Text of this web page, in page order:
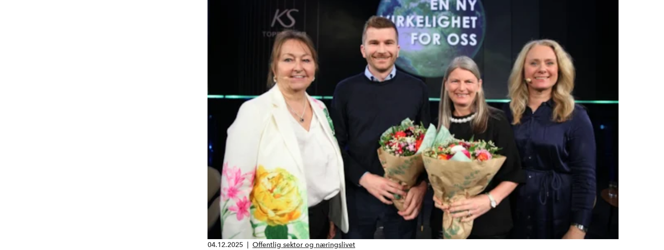
04.12.2025 Offentlig sektor og næringslivet